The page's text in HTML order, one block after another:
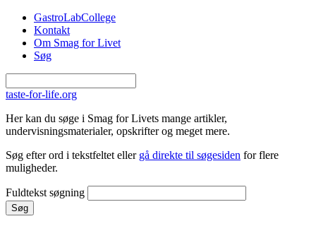
Gå til hovedindhold
GastroLabCollege
Kontakt
Om Smag for Livet
Søg
taste-for-life.org
Her kan du søge i Smag for Livets mange artikler,
undervisningsmaterialer, opskrifter og meget mere.
Søg efter ord i tekstfeltet eller gå direkte til søgesiden for flere
muligheder.
Fuldtekst søgning